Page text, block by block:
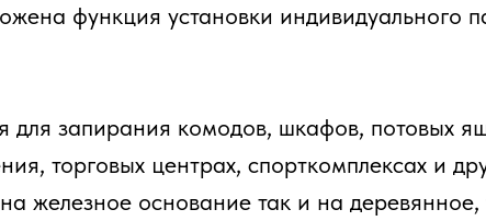
функция установки индивидуального
для запирания комодов, шкафов, потовых
торговых центрах, спорткомплексах и
железное основание так и на